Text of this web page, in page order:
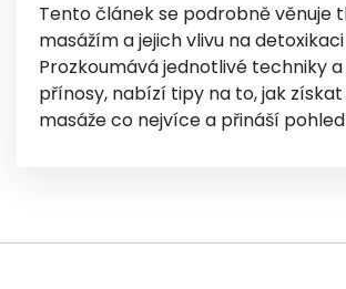
Tento článek se podrobně věnuje
masážím a jejich vlivu na
Prozkoumává jednotlivé techniky a
přínosy, nabízí tipy na to, jak
masáže co nejvíce a přináší